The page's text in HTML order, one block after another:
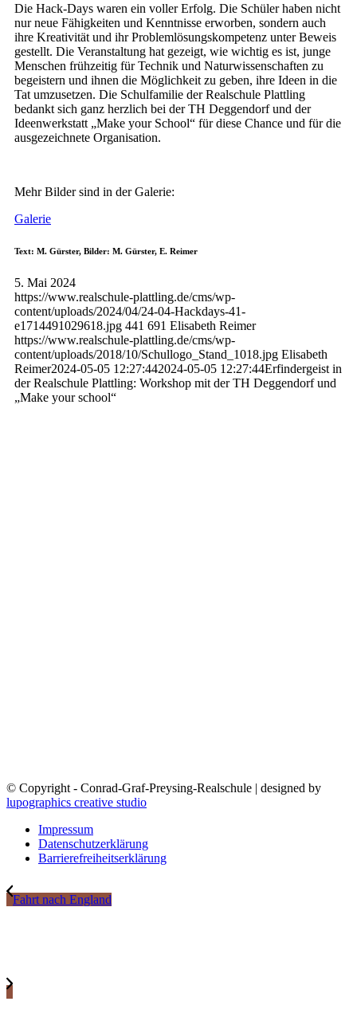
Die Hack-Days waren ein voller Erfolg. Die Schüler haben nicht
nur neue Fähigkeiten und Kenntnisse erworben, sondern auch
ihre Kreativität und ihr Problemlösungskompetenz unter Beweis
gestellt. Die Veranstaltung hat gezeigt, wie wichtig es ist, junge
Menschen frühzeitig für Technik und Naturwissenschaften zu
begeistern und ihnen die Möglichkeit zu geben, ihre Ideen in die
Tat umzusetzen. Die Schulfamilie der Realschule Plattling
bedankt sich ganz herzlich bei der TH Deggendorf und der
Ideenwerkstatt „Make your School“ für diese Chance und für die
ausgezeichnete Organisation.
Mehr Bilder sind in der Galerie:
Galerie
Text: M. Gürster, Bilder: M. Gürster, E. Reimer
5. Mai 2024
https://www.realschule-plattling.de/cms/wp-
content/uploads/2024/04/24-04-Hackdays-41-
e1714491029618.jpg 441 691 Elisabeth Reimer
https://www.realschule-plattling.de/cms/wp-
content/uploads/2018/10/Schullogo_Stand_1018.jpg Elisabeth
Reimer2024-05-05 12:27:442024-05-05 12:27:44Erfindergeist in
der Realschule Plattling: Workshop mit der TH Deggendorf und
„Make your school“
© Copyright - Conrad-Graf-Preysing-Realschule | designed by
lupographics creative studio
Impressum
Datenschutzerklärung
Barrierefreiheitserklärung
Fahrt nach England